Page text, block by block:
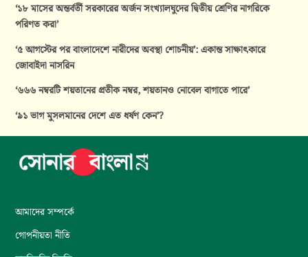
‘১৮ মাসের অন্তর্বর্তী সরকারের অর্জন সংখ্যালঘুদের দ্বিতীয় শ্রেণির নাগরিকে
পরিণত করা’
‘৫ আগস্টের পর বাংলাদেশে নারীদের অবস্থা শোচনীয়’: একান্ত সাক্ষাৎকারে
জোবাইদা নাসরিন
‘৬৬৬ নম্বরটি শয়তানের প্রতীক নম্বর, শয়তানও নোবেল বাগাতে পারে’
‘৯১ ভাগ মুসলমানের দেশে এত ধর্ষণ কেন’?
আমাদের সম্পর্কে
গোপনীয়তা নীতি